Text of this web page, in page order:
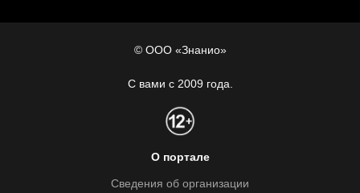
© ООО «Знанио»
С вами с 2009 года.
О портале
Сведения об организации